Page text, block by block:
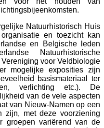
Natuurhistorisch Huis
en toezicht kan
en Belgische leden
Natuurhistorische
voor Veldbiologie
mogelijke exposities zijn
basismateriaal ter
verlichting etc.). De
van de vele aspecten
van Nieuw-Namen op een
zijn, met deze voorziening
groepen variërend van de